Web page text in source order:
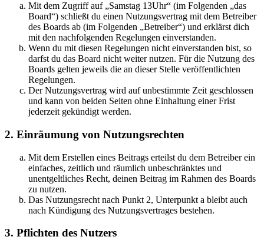
Mit dem Zugriff auf „Samstag 13Uhr“ (im Folgenden „das
Board“) schließt du einen Nutzungsvertrag mit dem Betreiber
des Boards ab (im Folgenden „Betreiber“) und erklärst dich
mit den nachfolgenden Regelungen einverstanden.
Wenn du mit diesen Regelungen nicht einverstanden bist, so
darfst du das Board nicht weiter nutzen. Für die Nutzung des
Boards gelten jeweils die an dieser Stelle veröffentlichten
Regelungen.
Der Nutzungsvertrag wird auf unbestimmte Zeit geschlossen
und kann von beiden Seiten ohne Einhaltung einer Frist
jederzeit gekündigt werden.
2. Einräumung von Nutzungsrechten
Mit dem Erstellen eines Beitrags erteilst du dem Betreiber ein
einfaches, zeitlich und räumlich unbeschränktes und
unentgeltliches Recht, deinen Beitrag im Rahmen des Boards
zu nutzen.
Das Nutzungsrecht nach Punkt 2, Unterpunkt a bleibt auch
nach Kündigung des Nutzungsvertrages bestehen.
3. Pflichten des Nutzers